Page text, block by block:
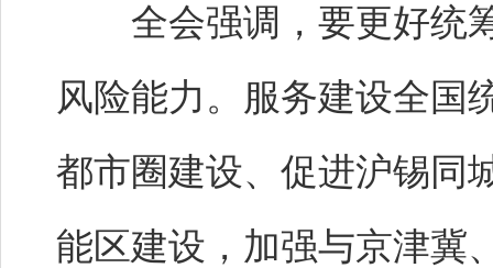
全会强调，要更好统筹
风险能力。服务建设全国
都市圈建设、促进沪锡同
能区建设，加强与京津冀